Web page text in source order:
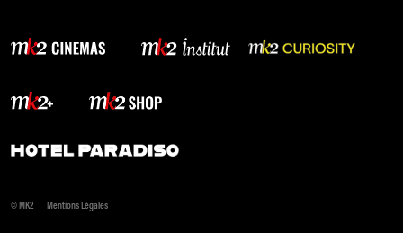
© MK2 Mentions Légales